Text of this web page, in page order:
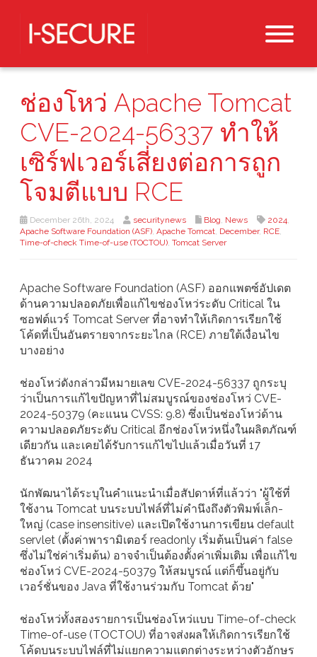
ช่องโหว่ Apache Tomcat
CVE-2024-56337 ทำให้
เซิร์ฟเวอร์เสี่ยงต่อการถูก
โจมตีแบบ RCE
December 26th, 2024 securitynews Blog, News 2024,
Apache Software Foundation (ASF), Apache Tomcat, December, RCE,
Time-of-check Time-of-use (TOCTOU), Tomcat Server
Apache Software Foundation (ASF) ออกแพตซ์อัปเดต
ด้านความปลอดภัยเพื่อแก้ไขช่องโหว่ระดับ Critical ใน
ซอฟต์แวร์ Tomcat Server ที่อาจทำให้เกิดการเรียกใช้
โค้ดที่เป็นอันตรายจากระยะไกล (RCE) ภายใต้เงื่อนไข
บางอย่าง
ช่องโหว่ดังกล่าวมีหมายเลข CVE-2024-56337 ถูกระบุ
ว่าเป็นการแก้ไขปัญหาที่ไม่สมบูรณ์ของช่องโหว่ CVE-
2024-50379 (คะแนน CVSS: 9.8) ซึ่งเป็นช่องโหว่ด้าน
ความปลอดภัยระดับ Critical อีกช่องโหว่หนึ่งในผลิตภัณฑ์
เดียวกัน และเคยได้รับการแก้ไขไปแล้วเมื่อวันที่ 17
ธันวาคม 2024
นักพัฒนาได้ระบุในคำแนะนำเมื่อสัปดาห์ที่แล้วว่า "ผู้ใช้ที่
ใช้งาน Tomcat บนระบบไฟล์ที่ไม่คำนึงถึงตัวพิมพ์เล็ก-
ใหญ่ (case insensitive) และเปิดใช้งานการเขียน default
servlet (ตั้งค่าพารามิเตอร์ readonly เริ่มต้นเป็นค่า false
ซึ่งไม่ใช่ค่าเริ่มต้น) อาจจำเป็นต้องตั้งค่าเพิ่มเติม เพื่อแก้ไข
ช่องโหว่ CVE-2024-50379 ให้สมบูรณ์ แต่ก็ขึ้นอยู่กับ
เวอร์ชั่นของ Java ที่ใช้งานร่วมกับ Tomcat ด้วย"
ช่องโหว่ทั้งสองรายการเป็นช่องโหว่แบบ Time-of-check
Time-of-use (TOCTOU) ที่อาจส่งผลให้เกิดการเรียกใช้
โค้ดบนระบบไฟล์ที่ไม่แยกความแตกต่างระหว่างตัวอักษร